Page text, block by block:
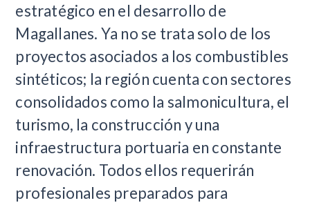
estratégico en el desarrollo de
Magallanes. Ya no se trata solo de los
proyectos asociados a los combustibles
sintéticos; la región cuenta con sectores
consolidados como la salmonicultura, el
turismo, la construcción y una
infraestructura portuaria en constante
renovación. Todos ellos requerirán
profesionales preparados para